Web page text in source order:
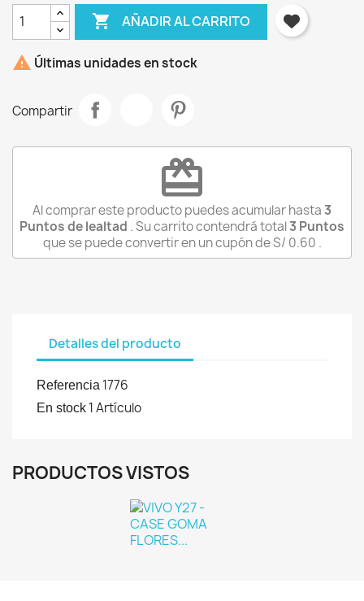
 AÑADIR AL CARRITO
 Últimas unidades en stock
Compartir
redeem
Al comprar este producto puedes acumular hasta3
Puntos de lealtad . Su carrito contendrá total3 Puntos
que se puede convertir en un cupón deS/ 0.60 .
Detalles del producto
Referencia 1776
En stock 1 Artículo
PRODUCTOS VISTOS
Iniciar sesión ×